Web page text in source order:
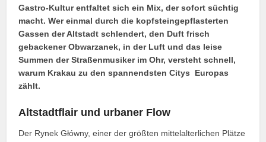
Gastro‑Kultur entfaltet sich ein Mix, der sofort süchtig
macht. Wer einmal durch die kopfsteingepflasterten
Gassen der Altstadt schlendert, den Duft frisch
gebackener Obwarzanek, in der Luft und das leise
Summen der Straßenmusiker im Ohr, versteht schnell,
warum Krakau zu den spannendsten Citys Europas
zählt.
Altstadtflair und urbaner Flow
Der Rynek Główny, einer der größten mittelalterlichen Plätze